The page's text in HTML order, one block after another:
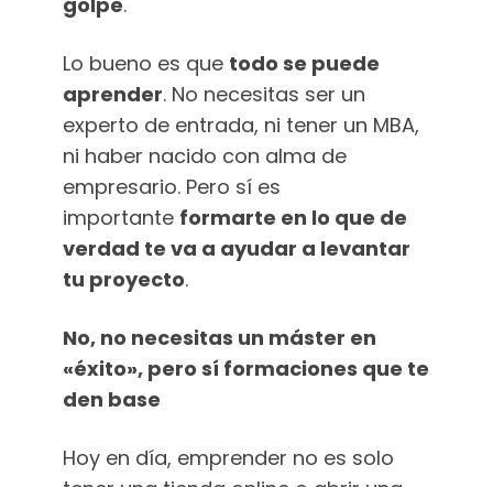
Lo bueno es que todo se puede
aprender. No necesitas ser un
experto de entrada, ni tener un MBA,
ni haber nacido con alma de
empresario. Pero sí es
importante formarte en lo que de
verdad te va a ayudar a levantar
tu proyecto.
No, no necesitas un máster en
«éxito», pero sí formaciones que te
den base
Hoy en día, emprender no es solo